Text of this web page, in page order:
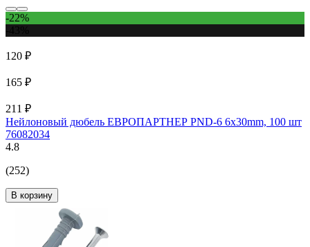
-22%
120 ₽
165 ₽
211 ₽
Нейлоновый дюбель ЕВРОПАРТНЕР PND-6 6х30mm, 100 шт
76082034
4.8
(252)
В корзину